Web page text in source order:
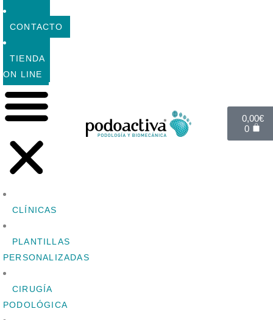
CONTACTO
TIENDA
ON LINE
CLÍNICAS
PLANTILLAS
PERSONALIZADAS
CIRUGÍA
PODOLÓGICA
0,00€
0